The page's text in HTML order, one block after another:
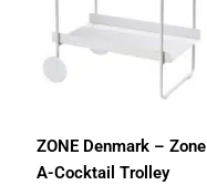
ZONE Denmark – Zone
A-Cocktail Trolley